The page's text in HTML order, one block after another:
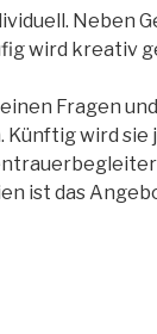
Neben
wird kreativ
Fragen
Künftig wird
ist das